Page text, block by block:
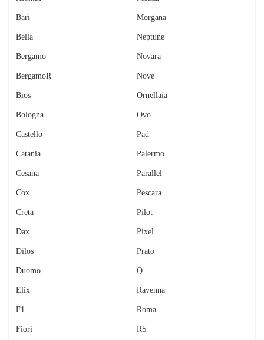
Bari
Bella
Bergamo
BergamoR
Bios
Bologna
Castello
Catania
Cesana
Cox
Creta
Dax
Dilos
Duomo
Elix
F1
Fiori
Morgana
Neptune
Novara
Nove
Ornellaia
Ovo
Pad
Palermo
Parallel
Pescara
Pilot
Pixel
Prato
Q
Ravenna
Roma
RS